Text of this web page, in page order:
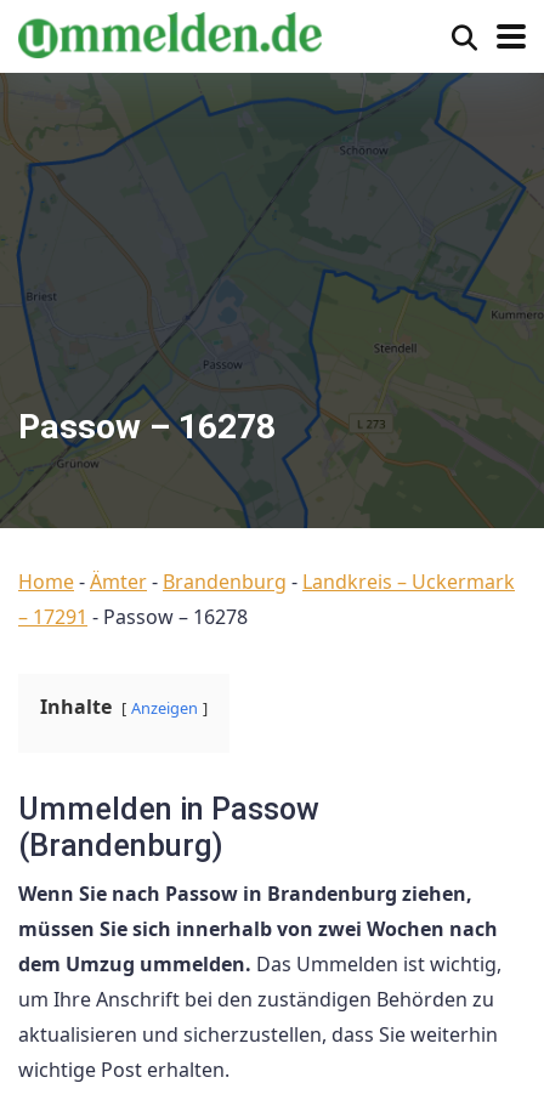
Passow – 16278
Home-Ämter- Brandenburg - Landkreis – Uckermark
– 17291 - Passow – 16278
Inhalte Anzeigen
Ummelden in Passow
(Brandenburg)
Wenn Sie nach Passow in Brandenburg ziehen,
müssen Sie sich innerhalb von zwei Wochen nach
dem Umzug ummelden. Das Ummelden ist wichtig,
um Ihre Anschrift bei den zuständigen Behörden zu
aktualisieren und sicherzustellen, dass Sie weiterhin
wichtige Post erhalten.